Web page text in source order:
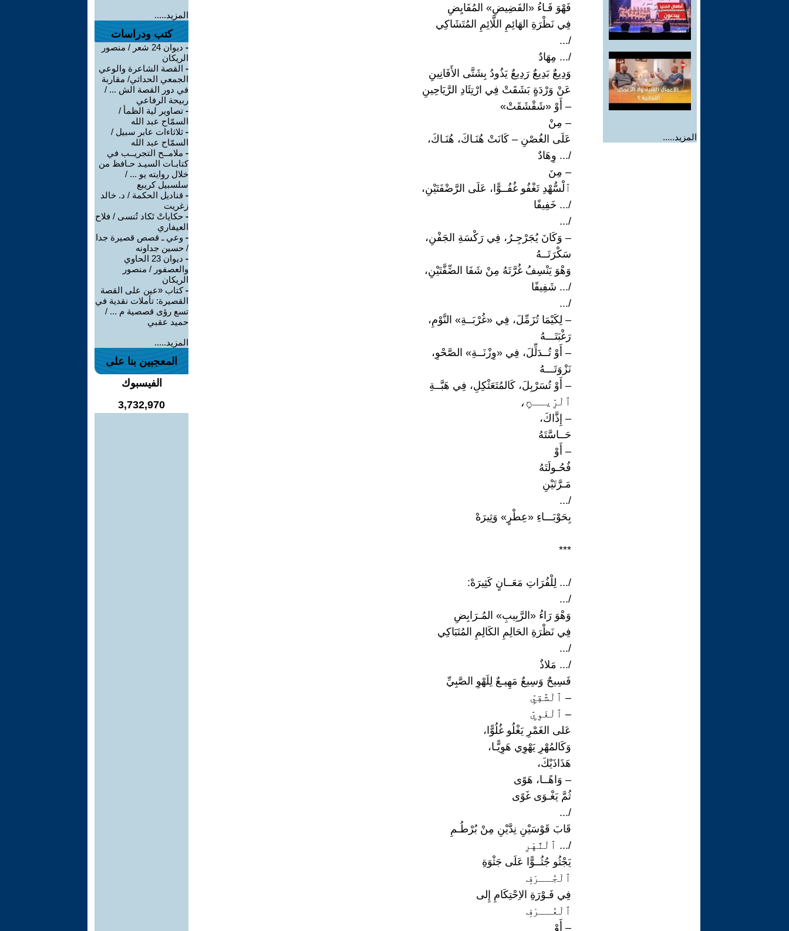
المزيد.....
فَهْوَ فَـاءُ «الفَضِيضِ» المُفَايِضِ
فِي نَظْرَةِ الهَائِمِ اللَّائِمِ المُتَشَاكِي
/...
/... مِهَادٌ
وَدِيعٌ بَدِيعٌ رَدِيعٌ يَذُودُ بِشَتَّى الأَفَانِينِ
عَنْ وَرْدَةٍ بَشَقَتْ فِي ارْتِئَادِ الرَّيَاحِينِ
– أَوْ «شَقْشَقَتْ»
– مِنْ
عَلَى الغُصْنِ – كَانَتْ هُنَـاكَ، هُنَـاكَ،
/... وِهَادٌ
– مِنَ
ٱلْسُّهْدِ تَغْفُو غُفُــوًّا، عَلَى الرَّضْفَتَيْنِ،
/... خَفِيفًا
/...
– وَكَانَ يُجَرْجِـرُ، فِي رَكْسَةِ الجَفْنِ،
سَكْرَتَــهُ
وَهْوَ يَنْسِفُ غُرَّتَهُ مِنْ شَفَا الضِّفَّتَيْنِ،
/... شَفِيفًا
/...
– لِكَيْمَا تُزَمِّلَ، فِي «غُرْبَــةِ» النَّوْمِ،
رَغْبَتَـــهُ
– أَوْ تُــدَلِّلَ، فِي «وِزْنَــةِ» الصَّحْوِ،
نَزْوَتَـــهُ
– أَوْ تُسَرْبِلَ، كَالمُتَعَثْكِلِ، فِي هَبَّــةِ
ٱلْرِّيــحِ،
– إِذَّاكَ،
حَــاسَّتَهُ
– أَوْ
فُحُـولَتَهُ
مَـرَّتَيْنِ
/...
بِحَوْبَـــاءِ «عِطْرٍ» وَثِيرَهْ
***
/... لِلْفُرَاتِ مَعَــانٍ كَثِيرَهْ:
/...
وَهْوَ رَاءُ «الرَّبِيبِ» المُـرَابِضِ
فِي نَظْرَةِ الحَالِمِ الكَالِمِ المُتَبَاكِي
/...
/... مَلاذٌ
فَسِيحٌ وَسِيعٌ مَهِيـعٌ لِلَهْوِ الصَّبِيِّ
– ٱلْشَّقِيِّ
– ٱلْغَوِيِّ
عَلى الغَمْرِ يَغْلُو غُلُوًّا،
وَكَالمُهْرِ يَهْوِي هَوِيًّـا،
هَذَاذَيْكَ،
– وَاهًــا، هَوًى
ثُمَّ يَغْـوَى غَوًى
/...
قَابَ قَوْسَيْنِ نِدَّيْنِ مِنْ بُرْطُـمِ
/... ٱلْنَّهْرِ
يَجْثُو جُثُــوًّا عَلَى جَثْوَةِ
ٱلْجُــرْفِ
فِي فَـوْرَةِ الاِحْتِكَامِ إِلى
ٱلْعُــرْفِ
– أَوْ
المزيد.....
كتب ودراسات
-
ديوان 24 شعر / منصور
الريكان
- القصة الشاعرة والوعي
الجمعي الحداثي/ مقاربة
في دور القصة الش ... /
ربيحة الرفاعي
- تصاوير لية الظمأ /
السمّاح عبد الله
- ثلاثاءات عابر سبيل /
السمّاح عبد الله
- ملامــح التجريــب في
كتابـات السيـد حـافظ من
خلال روايته يو ... /
سلسبيل كريبع
- قناديل الحكمة / د. خالد
زغريت
- حكاياتْ تَكاد تُنسى / فلاح
العيفاري
- وعي ـ قصص قصيرة جدا
/ حسين جداونه
-
ديوان 23 الحاوي
والعصفور / منصور
الريكان
-كتاب «عين على القصة
القصيرة: تأملات نقدية في
تسع رؤى قصصية م ... /
حميد عقبي
المزيد.....
المعجبين بنا على
الفيسبوك
3,732,970